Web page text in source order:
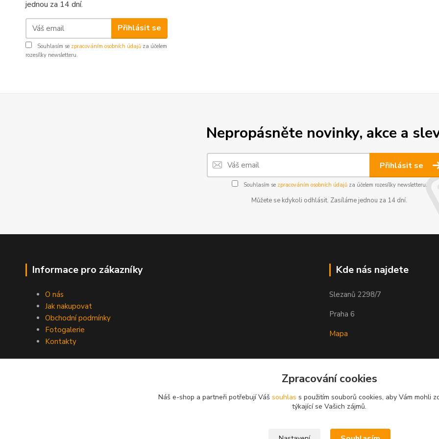
jednou za 14 dní.
Přihlásit se
Souhlasím se zpracováním osobních údajů za účelem
rozesílky newsletteru.
Nepropásněte novinky, akce a
Přihlásit se
Souhlasím se zpracováním osobních údajůza účelem rozesílky newsletteru.
Můžete se kdykoli odhlásit. Zasíláme jednou za 14 dní.
Informace pro zákazníky
O nás
Jak nakupovat
Obchodní podmínky
Fotogalerie
Kontakty
Kde nás najdete
Slezanů 2298/7
Praha 6
Mapa
Zpracování cookies
Náš e-shop a partneři potřebují Váš souhlas s použitím souborů cookies, aby Vám mohli
týkající se Vašich zájmů.